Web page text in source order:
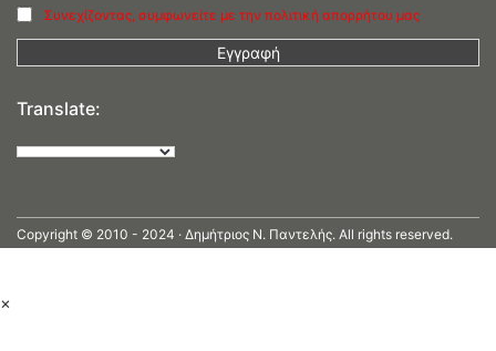
Συνεχίζοντας, συμφωνείτε με την πολιτική απορρήτου μας
Translate:
Copyright © 2010 - 2024 · Δημήτριος N. Παντελής. All rights reserved.
×